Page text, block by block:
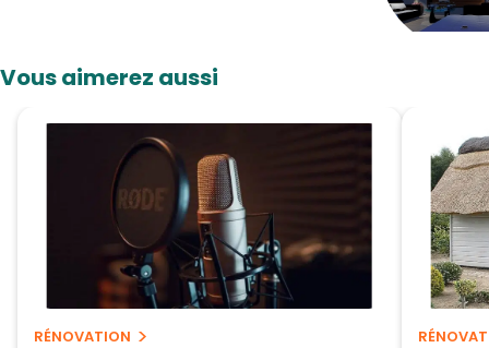
Vous aimerez aussi
RÉNOVATION